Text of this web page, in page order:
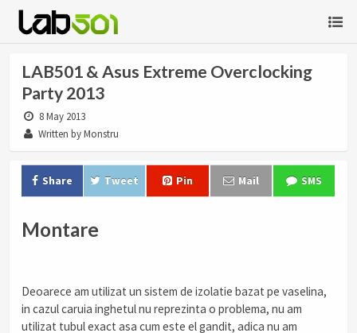
LAB501 & Asus Extreme Overclocking
Party 2013
8 May 2013
Written by Monstru
Share Tweet Pin Mail SMS
Montare
Deoarece am utilizat un sistem de izolatie bazat pe vaselina,
in cazul caruia inghetul nu reprezinta o problema, nu am
utilizat tubul exact asa cum este el gandit, adica nu am